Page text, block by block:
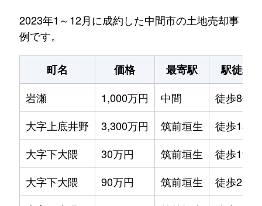
2023年1～12月に成約した中間市の土地売却事
例です。
町名 価格 最寄駅
駅徒歩
岩瀬
1,000万円 中間
徒歩8分
大字上底井野
3,300万円 筑前垣生
徒歩13分
大字下大隈
30万円 筑前垣生
徒歩19分
大字下大隈
90万円 筑前垣生
徒歩21分